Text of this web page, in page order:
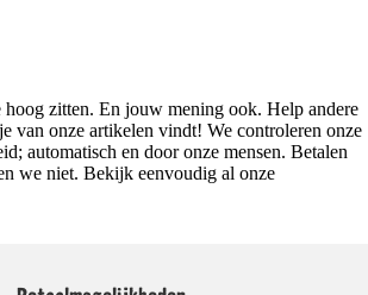
hoog zitten. En jouw mening ook. Help andere
van onze artikelen vindt! We controleren onze
automatisch en door onze mensen. Betalen
we niet. Bekijk eenvoudig al onze